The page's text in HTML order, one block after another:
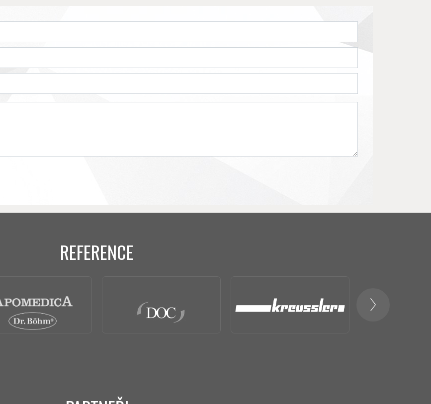
REFERENCE